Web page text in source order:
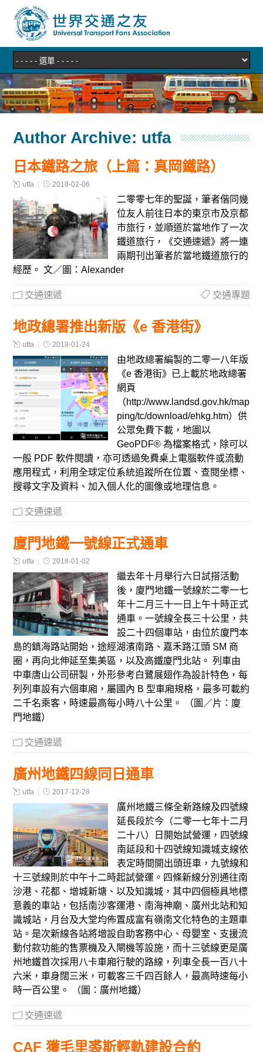
Author Archive: utfa
日本鐵路之旅（上篇：真岡鐵路）
utfa 2018-02-06
二零零七年的聖誕，筆者偕同幾
位友人前往日本的東京市及京都
市旅行，並順道於當地作了一次
鐵道旅行，《交通速遞》將一連
兩期刊出筆者於當地鐵道旅行的
經歷。 文／圖：Alexander
交通速遞 交通專題
地政總署推出新版《e 香港街》
utfa 2018-01-24
由地政總署編製的二零一八年版
《e 香港街》已上載於地政總署
網頁
（http://www.landsd.gov.hk/map
ping/tc/download/ehkg.htm）供
公眾免費下載，地圖以
GeoPDF® 為檔案格式，除可以
一般 PDF 軟件閱讀，亦可透過免費桌上電腦軟件或流動
應用程式，利用全球定位系統追蹤所在位置、查閱坐標、
搜尋文字及資料、加入個人化的圖像或地理信息。
交通速遞
廈門地鐵一號線正式通車
utfa 2018-01-02
繼去年十月舉行六日試搭活動
後，廈門地鐵一號線於二零一七
年十二月三十一日上午十時正式
通車。一號線全長三十公里，共
設二十四個車站，由位於廈門本
島的鎮海路站開始，途經湖濱南路、嘉禾路江頭 SM 商
圈，再向北伸延至集美區，以及高鐵廈門北站。 列車由
中車唐山公司研製，外形參考白鷺展翅作為設計特色，每
列列車設有六個車廂，屬國內 B 型車廂規格，最多可載約
二千名乘客，時速最高每小時八十公里。 （圖／片：廈
門地鐵）
交通速遞
廣州地鐵四線同日通車
utfa 2017-12-28
廣州地鐵三條全新路線及四號線
延長段於今（二零一七年十二月
二十八）日開始試營運，四號線
南延段和十四號線知識城支線依
表定時間開出頭班車，九號線和
十三號線則於中午十二時起試營運。四條新線分別通往南
沙港、花都、增城新塘、以及知識城，其中四個極具地標
意義的車站，包括南沙客運港、南海神廟、廣州北站和知
識城站，月台及大堂均佈置成富有嶺南文化特色的主題車
站。是次新線各站將增設自助客務中心、母嬰室、支援流
動付款功能的售票機及入閘機等設施，而十三號線更是廣
州地鐵首次採用八卡車廂行駛的路線，列車全長一百八十
六米，車身闊三米，可載客三千四百餘人，最高時速每小
時一百公里。 （圖：廣州地鐵）
交通速遞
CAF 獲毛里裘斯輕軌建設合約